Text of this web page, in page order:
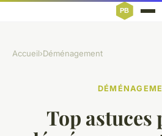
Accueil›Déménagement
Top astuces